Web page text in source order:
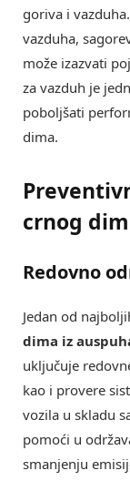
goriva i
vazduha,
može izazvati
za vazduh je
poboljšati
dima.
crnog
Redovno
Jedan od
dima iz
uključuje
kao i provere
vozila u skladu
pomoći u
smanjenju